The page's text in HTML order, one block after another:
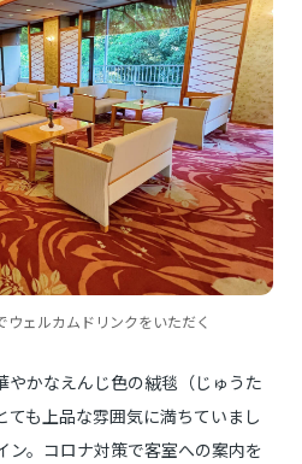
ェルカムドリンクをいただく
やかなえんじ色の絨毯（じゅうた
ても上品な雰囲気に満ちていまし
ン。コロナ対策で客室への案内を